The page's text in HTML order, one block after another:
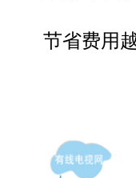
节省费用